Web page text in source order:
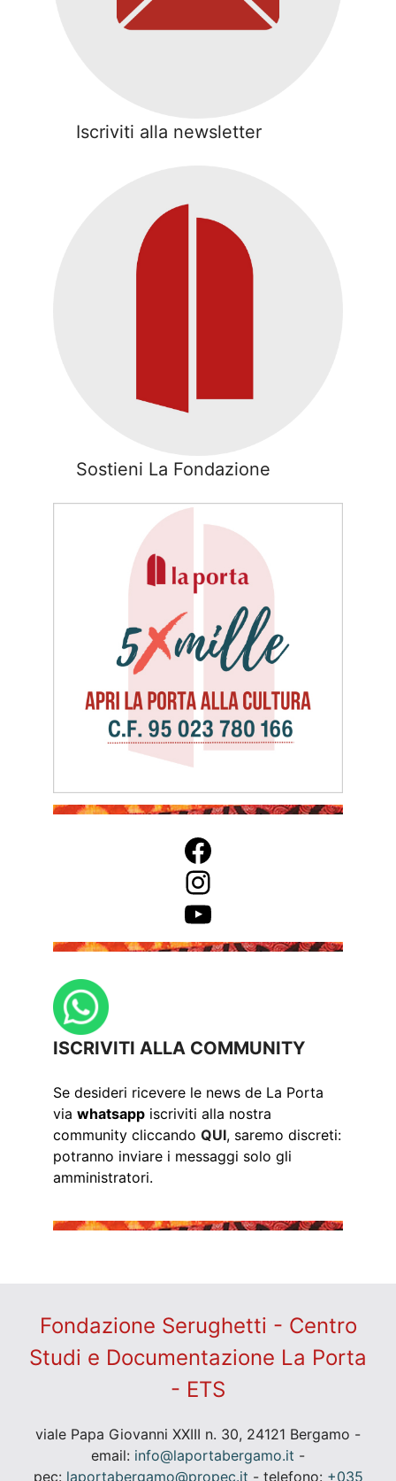
Iscriviti alla newsletter
Sostieni La Fondazione
Facebook
Instagram
YouTube
ISCRIVITI ALLA COMMUNITY
Se desideri ricevere le news de La Porta
via whatsapp iscriviti alla nostra
community cliccando QUI, saremo discreti:
potranno inviare i messaggi solo gli
amministratori.
Fondazione Serughetti - Centro
Studi e Documentazione La Porta
- ETS
viale Papa Giovanni XXIII n. 30, 24121 Bergamo -
email: info@laportabergamo.it -
pec: laportabergamo@propec.it - telefono: +035